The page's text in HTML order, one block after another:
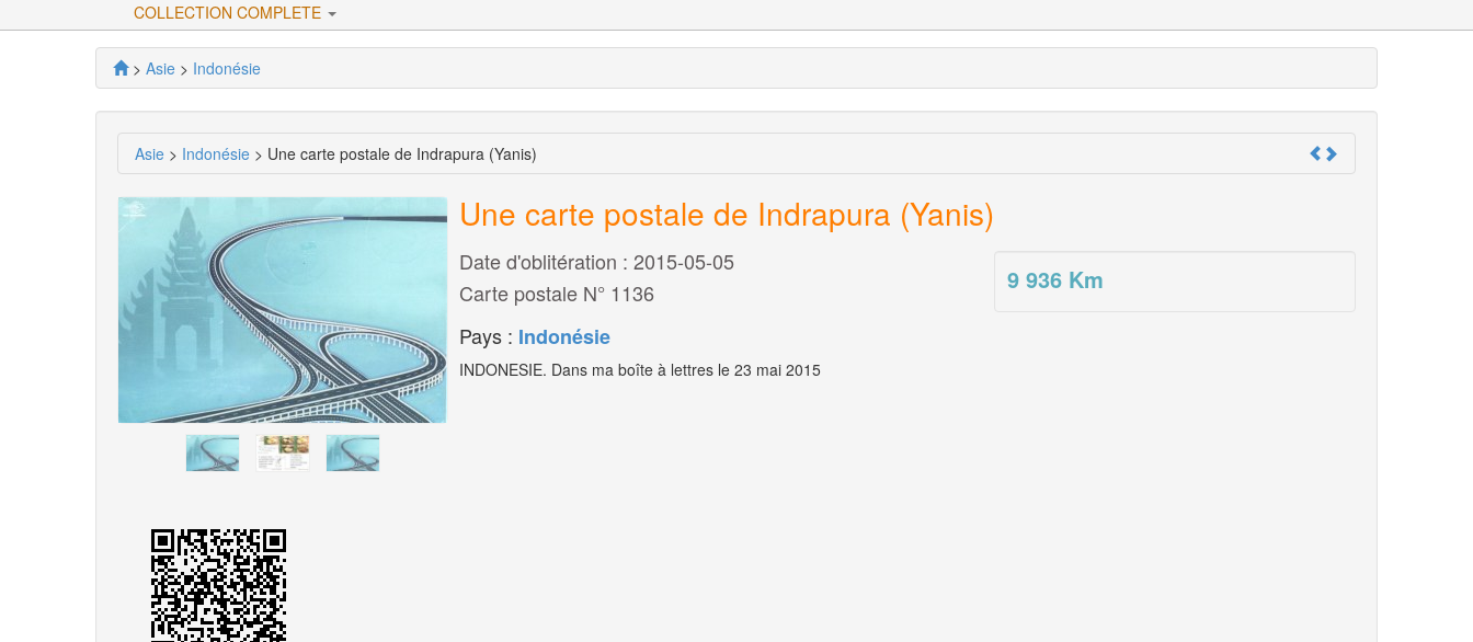
COLLECTION COMPLETE
> Asie > Indonésie
Asie > Indonésie > Une carte postale de Indrapura (Yanis)
Une carte postale de Indrapura (Yanis)
9 936 Km
Date d'oblitération : 2015-05-05
Carte postale N° 1136
Pays : Indonésie
INDONESIE. Dans ma boîte à lettres le 23 mai 2015